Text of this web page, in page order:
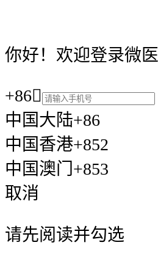
你好！欢迎登录微医
+86
中国大陆+86
中国香港+852
中国澳门+853
取消
请先阅读并勾选